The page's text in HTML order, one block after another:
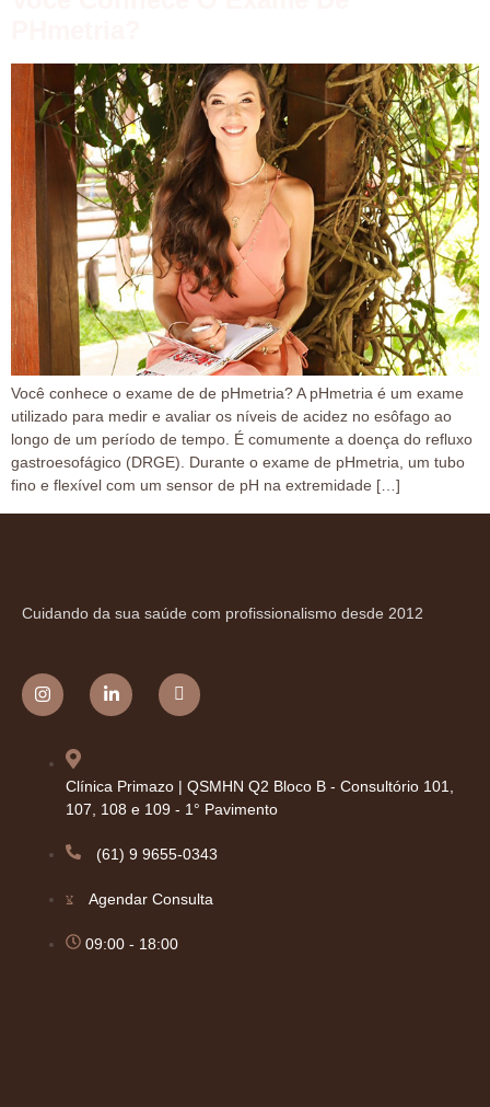
Você conhece o exame de de pHmetria? A pHmetria é um exame
utilizado para medir e avaliar os níveis de acidez no esôfago ao
longo de um período de tempo. É comumente a doença do refluxo
gastroesofágico (DRGE). Durante o exame de pHmetria, um tubo
fino e flexível com um sensor de pH na extremidade […]
Cuidando da sua saúde com profissionalismo desde 2012
Clínica Primazo | QSMHN Q2 Bloco B - Consultório 101,
107, 108 e 109 - 1° Pavimento
(61) 9 9655-0343
Agendar Consulta
09:00 - 18:00